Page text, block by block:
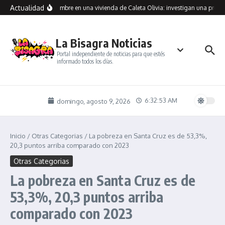
Saltar al contenido
Actualidad
muerto a un hombre en una vivienda de Caleta Olivia: investigan una
La Bisagra Noticias
Portal independiente de noticias para que estés
informado todos los días.
domingo, agosto 9, 2026 6:32:54 AM
Inicio / Otras Categorias / La pobreza en Santa Cruz es de 53,3%,
20,3 puntos arriba comparado con 2023
Otras Categorias
La pobreza en Santa Cruz es de
53,3%, 20,3 puntos arriba
comparado con 2023